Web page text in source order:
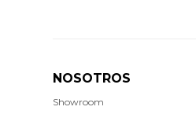
NOSOTROS
Showroom